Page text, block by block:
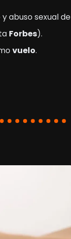
y abuso sexual de
Forbes).
vuelo.